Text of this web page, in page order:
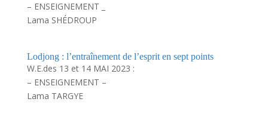
– ENSEIGNEMENT _
Lama SHÉDROUP
Lodjong : l’entraînement de l’esprit en sept points
W.E.des 13 et 14 MAI 2023 :
– ENSEIGNEMENT –
Lama TARGYE